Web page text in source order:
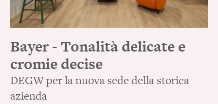
Bayer - Tonalità delicate e
cromie decise
DEGW per la nuova sede della storica
azienda